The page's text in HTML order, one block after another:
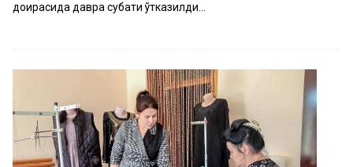
доирасида давра суҳбати ўтказилди...